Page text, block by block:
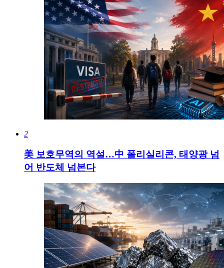
2
美 보호무역의 역설…中 폴리실리콘, 태양광 넘
어 반도체 넘본다